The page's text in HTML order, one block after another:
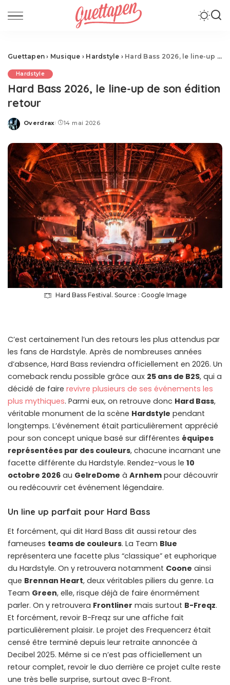
Guettapen › Musique › Hardstyle › Hard Bass 2026, le line-up de son édition retour
Hardstyle
Hard Bass 2026, le line-up de son édition
retour
Posted
Overdrax 14 mai 2026
Hard Bass Festival. Source : Google Image
C’est certainement l’un des retours les plus attendus par
les fans de Hardstyle. Après de nombreuses années
d’absence, Hard Bass reviendra officiellement en 2026. Un
comeback rendu possible grâce aux 25 ans de B2S, qui a
décidé de faire revivre plusieurs de ses événements les
plus mythiques. Parmi eux, on retrouve donc Hard Bass,
véritable monument de la scène Hardstyle pendant
longtemps. L’événement était particulièrement apprécié
pour son concept unique basé sur différentes équipes
représentées par des couleurs, chacune incarnant une
facette différente du Hardstyle. Rendez-vous le 10
octobre 2026 au GelreDome à Arnhem pour découvrir
ou redécouvrir cet événement légendaire.
Un line up parfait pour Hard Bass
Et forcément, qui dit Hard Bass dit aussi retour des
fameuses teams de couleurs. La Team Blue
représentera une facette plus “classique” et euphorique
du Hardstyle. On y retrouvera notamment Coone ainsi
que Brennan Heart, deux véritables piliers du genre. La
Team Green, elle, risque déjà de faire énormément
parler. On y retrouvera Frontliner mais surtout B-Freqz.
Et forcément, revoir B-Freqz sur une affiche fait
particulièrement plaisir. Le projet des Frequencerz était
censé être terminé depuis leur retraite annoncée à
Decibel 2025. Même si ce n’est pas officiellement un
retour complet, revoir le duo derrière ce projet culte reste
une très belle surprise, surtout avec B-Front.